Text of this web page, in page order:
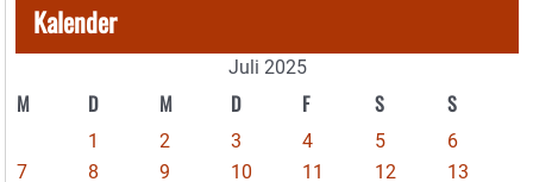
Kalender
Juli 2025
M D M D F S S
1 2 3 4 5
6
7
8 9 10 11 12
13